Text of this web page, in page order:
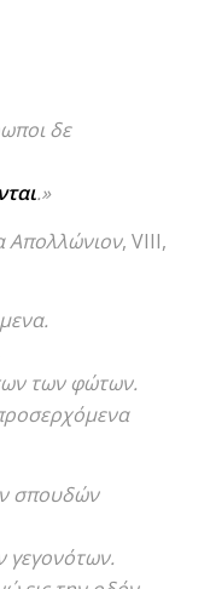
δε
.»
Απολλώνιον, VIII,
των φώτων.
σπουδών
γεγονότων.